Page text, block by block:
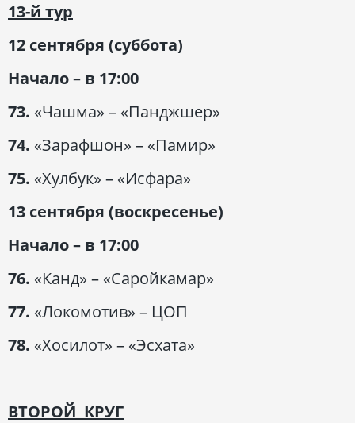
13-й тур
12 сентября (суббота)
Начало – в 17:00
73. «Чашма» – «Панджшер»
74. «Зарафшон» – «Памир»
75. «Хулбук» – «Исфара»
13 сентября (воскресенье)
Начало – в 17:00
76. «Канд» – «Саройкамар»
77. «Локомотив» – ЦОП
78. «Хосилот» – «Эсхата»
ВТОРОЙ КРУГ